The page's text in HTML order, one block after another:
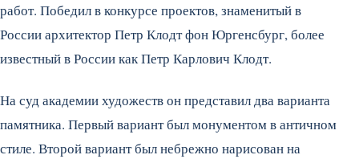
работ. Победил в конкурсе проектов, знаменитый в
России архитектор Петр Клодт фон Юргенсбург, более
известный в России как Петр Карлович Клодт.
На суд академии художеств он представил два варианта
памятника. Первый вариант был монументом в античном
стиле. Второй вариант был небрежно нарисован на